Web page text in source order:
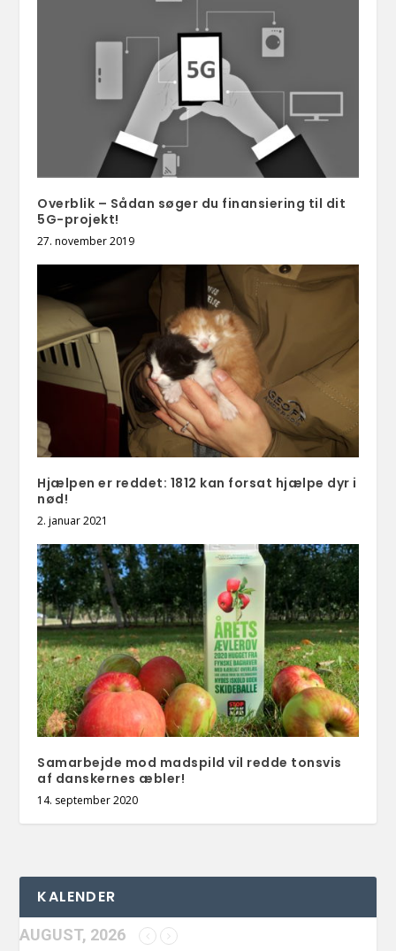
Overblik – Sådan søger du finansiering til dit
5G-projekt!
27. november 2019
Hjælpen er reddet: 1812 kan forsat hjælpe dyr i
nød!
2. januar 2021
Samarbejde mod madspild vil redde tonsvis
af danskernes æbler!
14. september 2020
KALENDER
AUGUST, 2026